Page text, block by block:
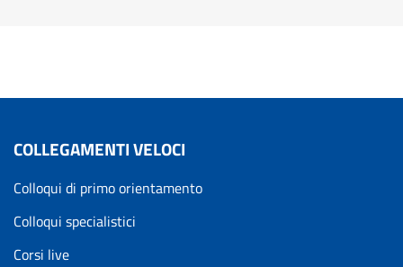
COLLEGAMENTI VELOCI
Colloqui di primo orientamento
Colloqui specialistici
Corsi live